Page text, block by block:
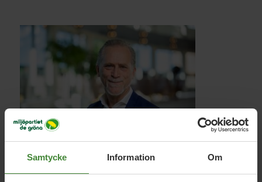
Samtycke Information Om
Ett hållbart Kungsbacka kräver ett